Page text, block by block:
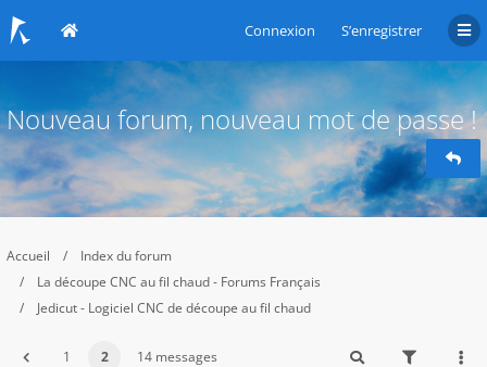
Connexion S’enregistrer
Nouveau forum, nouveau mot de passe !
Accueil
Index du forum
La découpe CNC au fil chaud - Forums Français
Jedicut - Logiciel CNC de découpe au fil chaud
1 2 14 messages